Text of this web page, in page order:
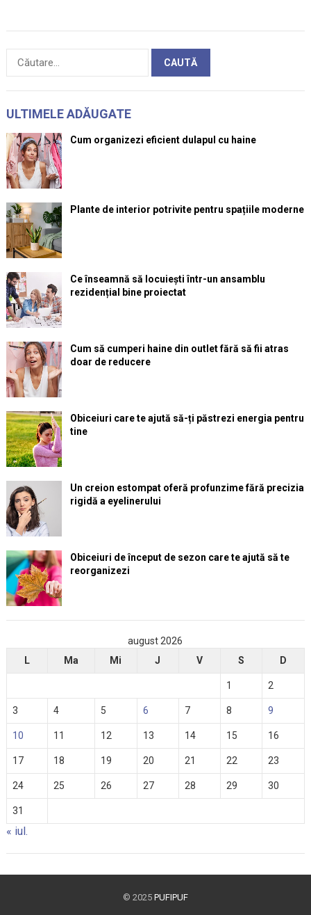
Caută
ULTIMELE ADĂUGATE
Cum organizezi eficient dulapul cu haine
Plante de interior potrivite pentru spațiile moderne
Ce înseamnă să locuiești într-un ansamblu
rezidențial bine proiectat
Cum să cumperi haine din outlet fără să fii atras
doar de reducere
Obiceiuri care te ajută să-ți păstrezi energia pentru
tine
Un creion estompat oferă profunzime fără precizia
rigidă a eyelinerului
Obiceiuri de început de sezon care te ajută să te
reorganizezi
august 2026
L
Ma Mi J V S D
1 2
3 4 5 6 7 8 9
10 11 12 13 14 15 16
17 18 19 20 21 22 23
24 25 26 27 28 29 30
31
« iul.
© 2025 PUFIPUF